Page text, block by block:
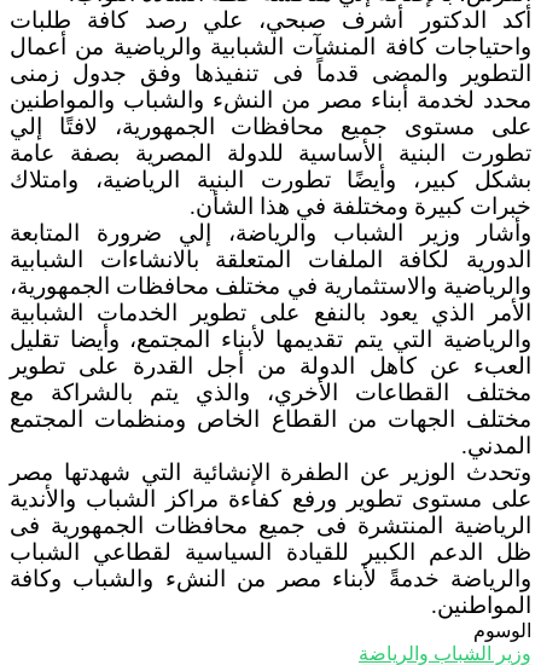
أكد الدكتور أشرف صبحي، علي رصد كافة طلبات
واحتياجات كافة المنشآت الشبابية والرياضية من أعمال
التطوير والمضى قدماً فى تنفيذها وفق جدول زمنى
محدد لخدمة أبناء مصر من النشء والشباب والمواطنين
على مستوى جميع محافظات الجمهورية، لافتًا إلي
تطورت البنية الأساسية للدولة المصرية بصفة عامة
بشكل كبير، وأيضًا تطورت البنية الرياضية، وامتلاك
خبرات كبيرة ومختلفة في هذا الشأن.
وأشار وزير الشباب والرياضة، إلي ضرورة المتابعة
الدورية لكافة الملفات المتعلقة بالانشاءات الشبابية
والرياضية والاستثمارية في مختلف محافظات الجمهورية،
الأمر الذي يعود بالنفع على تطوير الخدمات الشبابية
والرياضية التي يتم تقديمها لأبناء المجتمع، وأيضا تقليل
العبء عن كاهل الدولة من أجل القدرة على تطوير
مختلف القطاعات الأخري، والذي يتم بالشراكة مع
مختلف الجهات من القطاع الخاص ومنظمات المجتمع
المدني.
وتحدث الوزير عن الطفرة الإنشائية التي شهدتها مصر
على مستوى تطوير ورفع كفاءة مراكز الشباب والأندية
الرياضية المنتشرة فى جميع محافظات الجمهورية فى
ظل الدعم الكبير للقيادة السياسية لقطاعي الشباب
والرياضة خدمةً لأبناء مصر من النشء والشباب وكافة
المواطنين.
الوسوم
وزير الشباب والرياضة